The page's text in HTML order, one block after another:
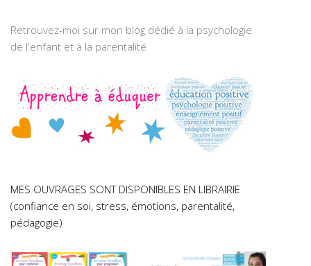
Retrouvez-moi sur mon blog dédié à la psychologie
de l'enfant et à la parentalité
MES OUVRAGES SONT DISPONIBLES EN LIBRAIRIE
(confiance en soi, stress, émotions, parentalité,
pédagogie)